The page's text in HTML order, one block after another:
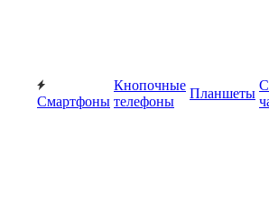
Смартфоны
Кнопочные
телефоны
Планшеты